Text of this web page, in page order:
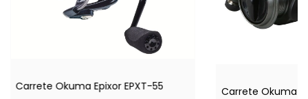
Carrete Okuma Epixor EPXT-55 Carrete Okuma